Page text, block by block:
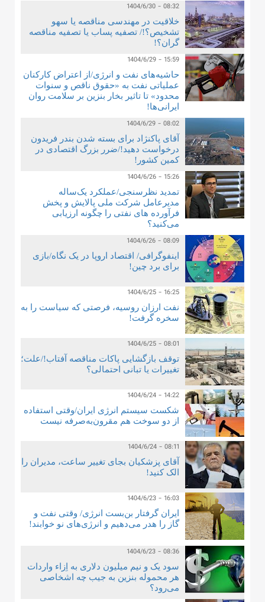
1404/6/30 - 08:32
خلاقیت در مهندسی مناقصه یا سهو
تشخیص؟!/ تصفیه پساب یا تصفیه مناقصه
گران؟!
1404/6/29 - 15:59
حاشیه‌های نفت و انرژی/از اعتراض کارکنان
عملیاتی نفت به «حقوق ناقص و سنوات
محدود» تا تاثیر بخار بنزین بر سلامت روان
ایرانی‌ها!
1404/6/29 - 08:02
آقای پاکنژاد برای بسته شدن بندر فریدون
درخواست دهید!/ضرر بزرگ اقتصادی در
کمین کشور!
1404/6/26 - 15:26
تمدید نظرسنجی/عملکرد یک‌ساله
مدیرعامل شرکت ملی پالایش و پخش
فرآورده های نفتی را چگونه ارزیابی
می‌کنید؟
1404/6/26 - 08:09
اینفوگرافی/ اقتصاد اروپا در یک نگاه/بازی
برای برد چین!
1404/6/25 - 16:25
نفت ارزان روسیه، فرصتی که سیاست را به
سخره گرفت!
1404/6/25 - 08:01
توقف بازگشایی پاکات مناقصه آفتاب!/علت؛
تغییرات یا تبانی احتمالی؟
1404/6/24 - 14:22
شکست سیستم انرژی ایران/وقتی استفاده
از دو سوخت هم مقرون‌به‌صرفه نیست
1404/6/24 - 08:11
آقای پزشکیان بجای تغییر ساعت، مدیران را
الک کنید!
1404/6/23 - 16:03
ایران گرفتار بن‌بست انرژی/ وقتی نفت و
گاز را هدر می‌دهیم و انرژی‌های نو خوابند!
1404/6/23 - 08:36
سود یک و نیم میلیون دلاری به اِزاء واردات
هر محموله بنزین به جیب چه اشخاصی
می‌رود؟